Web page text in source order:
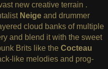
new creative terrain .
Neige and drummer
cloud banks of multiple
and blend it with the sweet
Brits like the Cocteau
like melodies and prog-